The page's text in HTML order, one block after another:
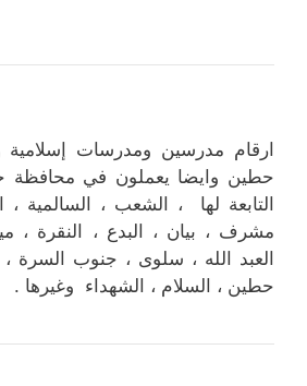
ارقام مدرسين ومدرسات
حطين وايضا يعملون في محافظة
التابعة لها ، الشعب ، السالمية ،
مشرف ، بيان ، البدع ، النقرة ،
العبد الله ، سلوى ، جنوب السرة ،
حطين ، السلام ، الشهداء وغيرها .